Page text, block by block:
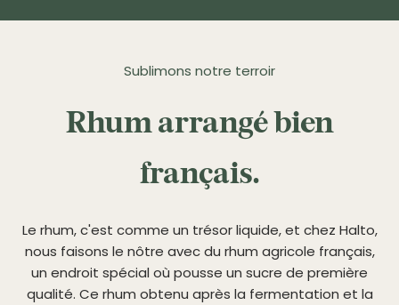
Sublimons notre terroir
Rhum arrangé bien
français.
Le rhum, c'est comme un trésor liquide, et chez Halto,
nous faisons le nôtre avec du rhum agricole français,
un endroit spécial où pousse un sucre de première
qualité. Ce rhum obtenu après la fermentation et la